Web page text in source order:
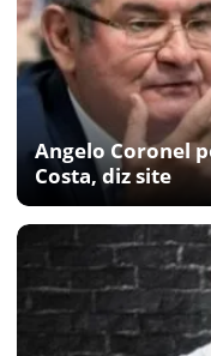
Angelo Coronel
Costa, diz site